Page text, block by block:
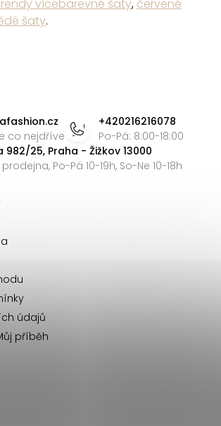
vícebarevné šaty, červené
šaty.
co nejdříve
+420216216078
Po-Pá: 8:00-18:00
982/25, Praha - Žižkov 13000
Po-Pá 10-19h, So-Ne 10-18h
údajů
příběh